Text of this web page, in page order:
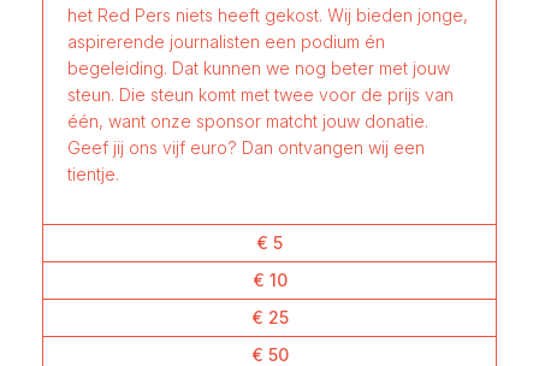
het Red Pers niets heeft gekost. Wij bieden jonge,
aspirerende journalisten een podium én
begeleiding. Dat kunnen we nog beter met jouw
steun. Die steun komt met twee voor de prijs van
één, want onze sponsor matcht jouw donatie.
Geef jij ons vijf euro? Dan ontvangen wij een
tientje.
€ 5
€ 10
€ 25
€ 50